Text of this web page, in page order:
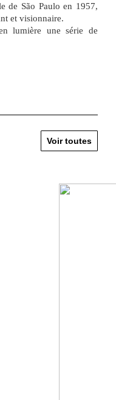
de São Paulo en 1957,
et visionnaire.
lumière une série de
Voir toutes